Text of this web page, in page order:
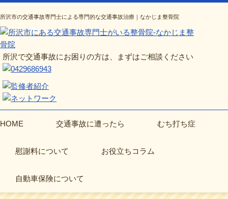
所沢市の交通事故専門士による専門的な交通事故治療｜なかじま整骨院
所沢で交通事故にお困りの方は、まずはご相談ください
HOME 交通事故に遭ったら むち打ち症
慰謝料について お役立ちコラム
自動車保険について